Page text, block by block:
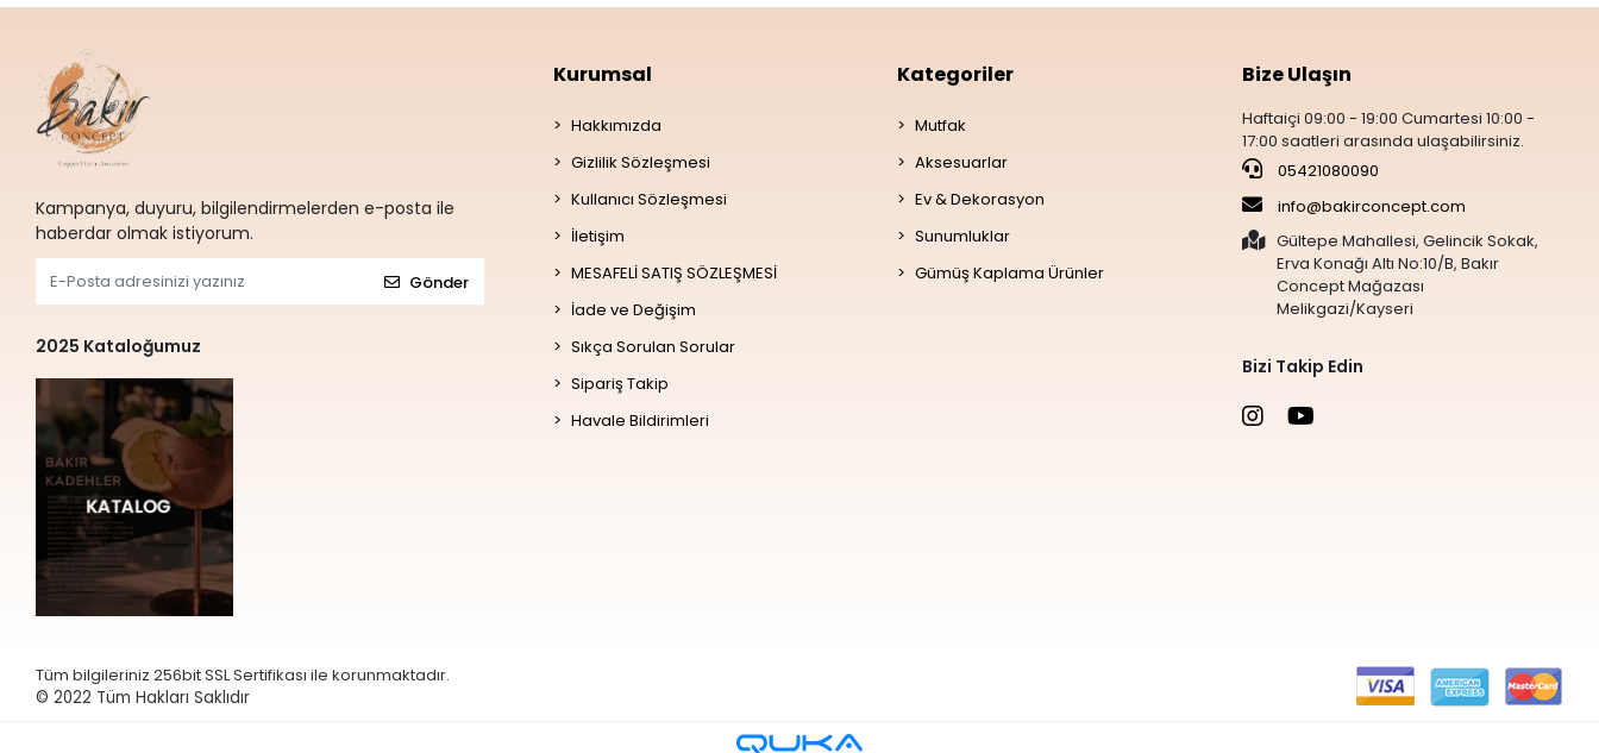
Kampanya, duyuru, bilgilendirmelerden e-posta ile
haberdar olmak istiyorum.
Gönder
2025 Kataloğumuz
Kurumsal
Hakkımızda
Gizlilik Sözleşmesi
Kullanıcı Sözleşmesi
İletişim
MESAFELİ SATIŞ SÖZLEŞMESİ
İade ve Değişim
Sıkça Sorulan Sorular
Sipariş Takip
Havale Bildirimleri
Kategoriler
Mutfak
Aksesuarlar
Ev & Dekorasyon
Sunumluklar
Gümüş Kaplama Ürünler
Bize Ulaşın
Haftaiçi 09:00 - 19:00 Cumartesi 10:00 -
17:00 saatleri arasında ulaşabilirsiniz.
05421080090
info@bakirconcept.com
Gültepe Mahallesi, Gelincik Sokak,
Erva Konağı Altı No:10/B, Bakır
Concept Mağazası
Melikgazi/Kayseri
Bizi Takip Edin
Tüm bilgileriniz 256bit SSL Sertifikası ile korunmaktadır.
© 2022 Tüm Hakları Saklıdır